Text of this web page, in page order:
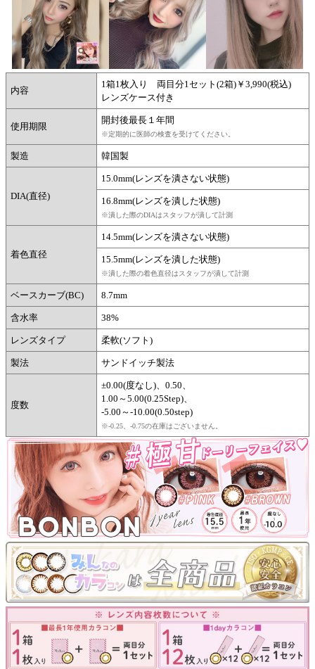
内容
1箱1枚入り 両目分1セット(2箱)￥3,990(税込)
レンズケース付き
使用期限
開封後最長１年間
※定期的に医師の検査を受けてください。
製造 韓国製
DIA(直径)
15.0mm(レンズを潰さない状態)
16.8mm(レンズを潰した状態)
※潰した際のDIAはスタッフが潰して計測
着色直径
14.5mm(レンズを潰さない状態)
15.5mm(レンズを潰した状態)
※潰した際の着色直径はスタッフが潰して計測
ベースカーブ(BC) 8.7mm
含水率 38%
レンズタイプ 柔軟(ソフト)
製法 サンドイッチ製法
度数
±0.00(度なし)、0.50、
1.00～5.00(0.25Step)、
-5.00～-10.00(0.50step)
※-0.25、-0.75の在庫はございません。